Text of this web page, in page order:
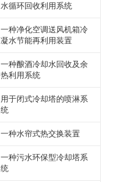
水循环回收利用系统
一种净化空调送风机箱冷
凝水节能再利用装置
一种酿酒冷却水回收及余
热利用系统
用于闭式冷却塔的喷淋系
统
一种水帘式热交换装置
一种污水环保型冷却塔系
统